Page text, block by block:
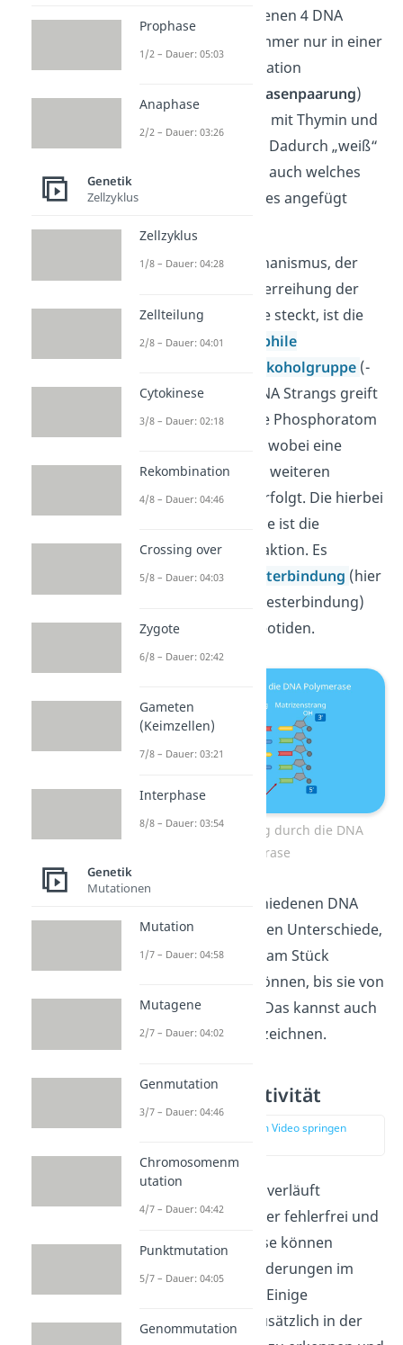
Nukleotiden enthaltenen 4 DNA
Basen paaren sich immer nur in einer
bestimmten Kombination
komplementäre Basenpaarung)
miteinander (Adenin mit Thymin und
Guanin mit Cytosin). Dadurch „weiß“
die DNA Polymerase auch welches
Nukleotid als nächstes angefügt
Der chemische Mechanismus, der
hinter der Aneinanderreihung der
einzelnen Nukleotide steckt, ist die
sogenannteNucleophile
Alkoholgruppe (-
OH) am Ende des DNA Strangs greift
hier jeweils das erste Phosphoratom
eines Nukleotids an, wobei eine
Abspaltung der zwei weiteren
Phosphatgruppen erfolgt. Die hierbei
freiwerdende Energie ist die
Triebkraft dieser Reaktion. Es
entsteht nun eine
Esterbindung (hier
genauer: Phosphodiesterbindung)
zwischen zwei Nukleotiden.
Kettenverlängerung durch die DNA
Polymerase
Zwischen den verschiedenen DNA
Polymerasen bestehen Unterschiede,
wie viele Nukleotide am Stück
verknüpft werden können, bis sie von
der DNA „abfallen“. Das kannst auch
alsProzessivität bezeichnen.
Exonukleaseaktivität
zur Stelle im Video springen
Die DNA Replikation verläuft
allerdings nicht immer fehlerfrei und
auch äußere Einflüsse können
Schäden oder Veränderungen im
Erbgut veranlassen. Einige
Polymerasen sind zusätzlich in der
Prophase
1/2 – Dauer: 05:03
Anaphase
2/2 – Dauer: 03:26
Genetik
Zellzyklus
Zellzyklus
1/8 – Dauer: 04:28
Zellteilung
2/8 – Dauer: 04:01
Cytokinese
3/8 – Dauer: 02:18
Rekombination
4/8 – Dauer: 04:46
Crossing over
5/8 – Dauer: 04:03
Zygote
6/8 – Dauer: 02:42
Gameten
(Keimzellen)
7/8 – Dauer: 03:21
Interphase
8/8 – Dauer: 03:54
Genetik
Mutationen
Mutation
1/7 – Dauer: 04:58
Mutagene
2/7 – Dauer: 04:02
Genmutation
3/7 – Dauer: 04:46
Chromosomenm
utation
4/7 – Dauer: 04:42
Punktmutation
5/7 – Dauer: 04:05
Genommutation